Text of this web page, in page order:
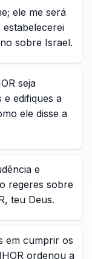
ele me será
sobre Israel.
seja
edifiques a
ele disse a
e
regeres sobre
teu Deus.
em cumprir os
ordenou a